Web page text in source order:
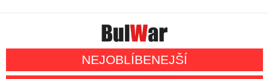
NEJOBLÍBENEJŠÍ